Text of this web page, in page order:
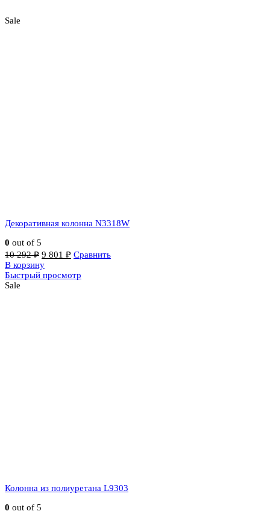
Sale
Декоративная колонна N3318W
0 out of 5
10 292₽ 9 801 ₽ Сравнить
В корзину
Быстрый просмотр
Sale
Колонна из полиуретана L9303
0 out of 5